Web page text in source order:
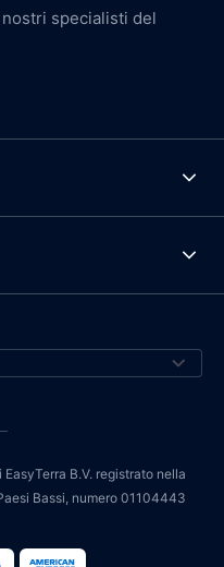
specialisti del
B.V. registrato nella
Bassi, numero 01104443